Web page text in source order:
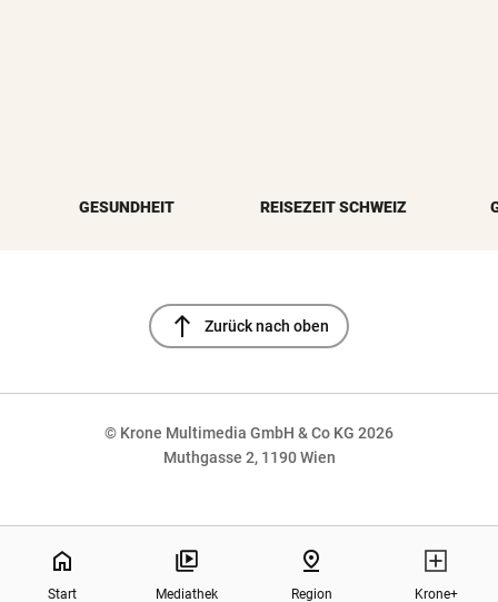
GESUNDHEIT REISEZEIT SCHWEIZ
north Zurück nach oben
© Krone Multimedia GmbH & Co KG 2026
Muthgasse 2, 1190 Wien
home
Start Mediathek
pin_drop
Region Krone+
NaN%